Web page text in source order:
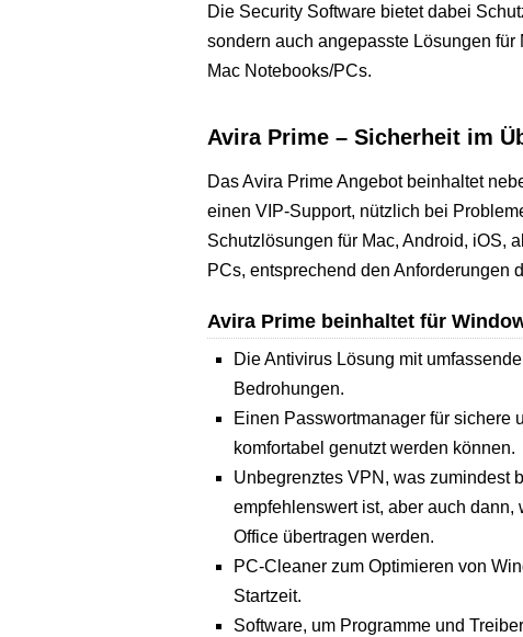
Die Security Software bietet dabei
sondern auch angepasste Lösungen für
Mac Notebooks/PCs.
Avira Prime – Sicherheit im
Das Avira Prime Angebot beinhaltet
einen VIP-Support, nützlich bei
Schutzlösungen für Mac, Android, iOS,
PCs, entsprechend den Anforderungen
Avira Prime beinhaltet für
Die Antivirus Lösung mit
Bedrohungen.
Einen Passwortmanager für sichere
komfortabel genutzt werden können.
Unbegrenztes VPN, was zumindest
empfehlenswert ist, aber auch
Office übertragen werden.
PC-Cleaner zum Optimieren von
Startzeit.
Software, um Programme und